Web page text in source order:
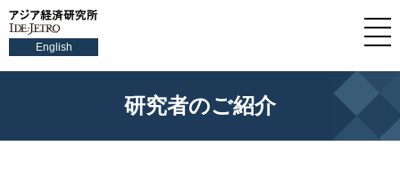
English
研究者のご紹介